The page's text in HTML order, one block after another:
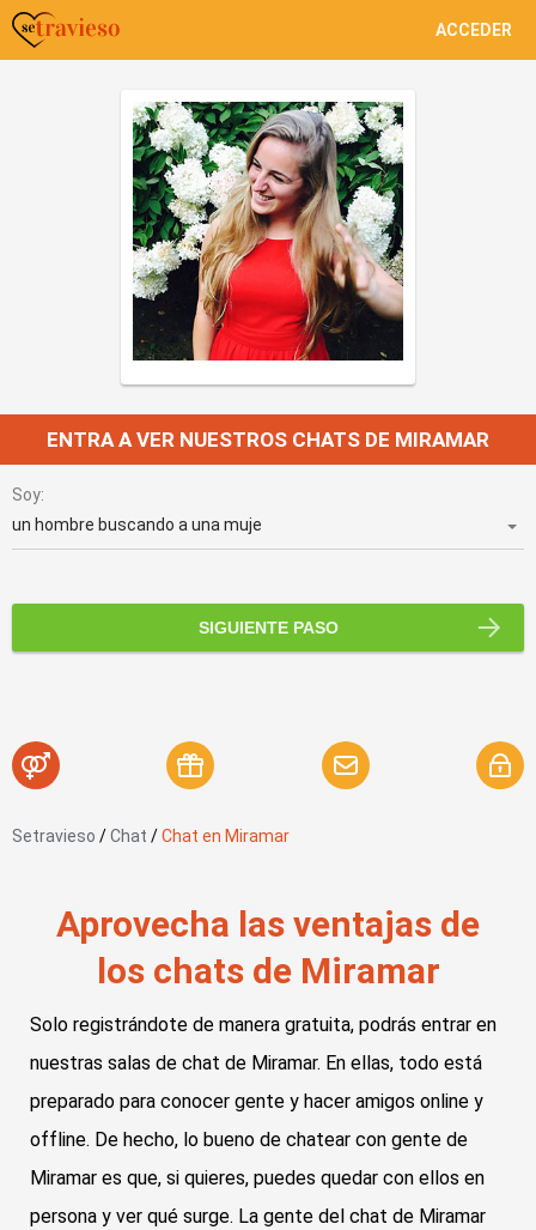
ACCEDER
ENTRA A VER NUESTROS CHATS DE MIRAMAR
Soy:
SIGUIENTE PASO
Setravieso /Chat /Chat en Miramar
Aprovecha las ventajas de
los chats de Miramar
Solo registrándote de manera gratuita, podrás entrar en
nuestras salas de chat de Miramar. En ellas, todo está
preparado para conocer gente y hacer amigos online y
offline. De hecho, lo bueno de chatear con gente de
Miramar es que, si quieres, puedes quedar con ellos en
persona y ver qué surge. La gente del chat de Miramar